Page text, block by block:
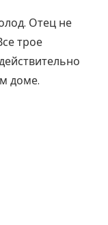
Отец не
трое
доме.